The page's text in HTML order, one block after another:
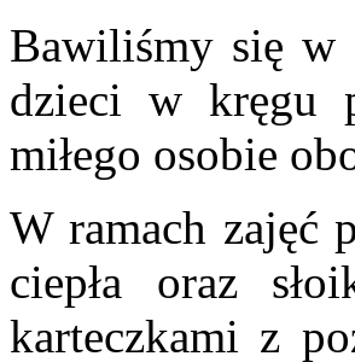
Bawiliśmy się w
dzieci w kręgu
miłego osobie
W ramach zajęć
ciepła oraz
karteczkami z